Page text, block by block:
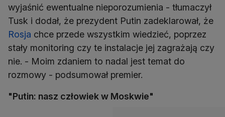
wyjaśnić ewentualne nieporozumienia - tłumaczył
Tusk i dodał, że prezydent Putin zadeklarował, że
Rosja chce przede wszystkim wiedzieć, poprzez
stały monitoring czy te instalacje jej zagrażają czy
nie. - Moim zdaniem to nadal jest temat do
rozmowy - podsumował premier.
"Putin: nasz człowiek w Moskwie"